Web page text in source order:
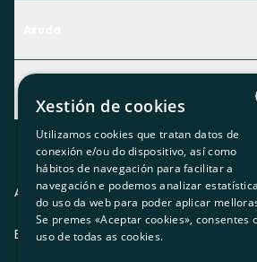
Descubre qué servicio te encaja
Contacto
Actualidad
O recuncho da socia
Prensa
Trabaja con nosotros
Aviso legalPolítica de privacidadPolítica de
ES CAGLEU
CATALAN
SPANISH
GL
Xestión de cookies
Utilizamos cookies que tratan datos de
conexión e/ou do dispositivo, así como
hábitos de navegación para facilitar a
navegación e podemos analizar
do uso da web para poder aplicar
Se premes «Aceptar cookies», consentes
uso de todas as cookies.